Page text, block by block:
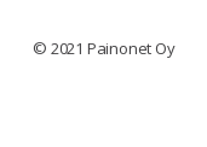
© 2021 Painonet Oy